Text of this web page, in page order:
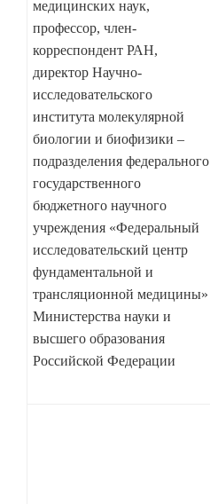
медицинских наук,
профессор, член-
корреспондент РАН,
директор Научно-
исследовательского
института молекулярной
биологии и биофизики –
подразделения федерального
государственного
бюджетного научного
учреждения «Федеральный
исследовательский центр
фундаментальной и
трансляционной медицины»
Министерства науки и
высшего образования
Российской Федерации